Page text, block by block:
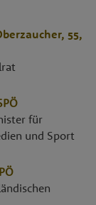
, 55,
für
und Sport